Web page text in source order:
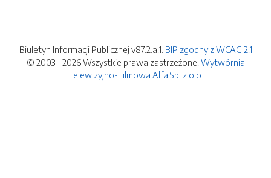
Biuletyn Informacji Publicznej v87.2.a.1. BIP zgodny z WCAG 2.1
© 2003 - 2026 Wszystkie prawa zastrzeżone. Wytwórnia
Telewizyjno-Filmowa Alfa Sp. z o.o.